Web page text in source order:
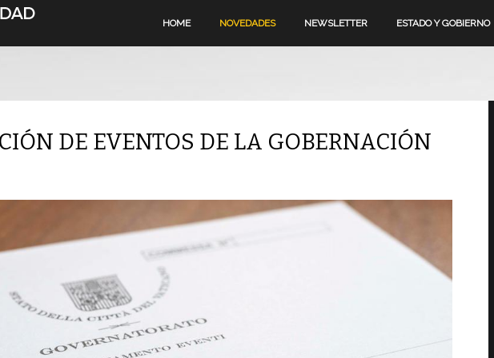
HOME NOVEDADES NEWSLETTER ESTADO Y GOBIERNO
DE EVENTOS DE LA GOBERNACIÓN